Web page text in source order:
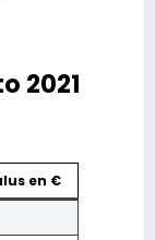
2021
en €